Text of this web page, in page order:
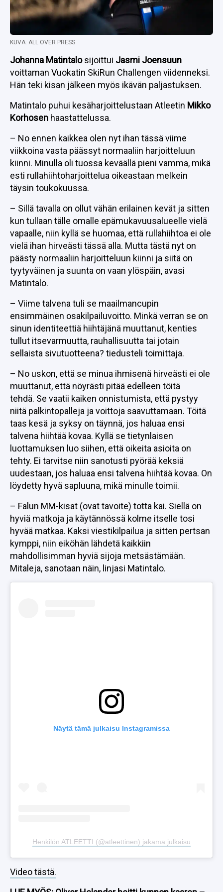
KUVA: ALL OVER PRESS
Johanna Matintalosijoittui Jasmi Joensuun
voittaman Vuokatin SkiRun Challengen viidenneksi.
Hän teki kisan jälkeen myös ikävän paljastuksen.
Matintalo puhui kesäharjoittelustaan Atleetin Mikko
Korhosen haastattelussa.
– No ennen kaikkea olen nyt ihan tässä viime
viikkoina vasta päässyt normaaliin harjoitteluun
kiinni. Minulla oli tuossa keväällä pieni vamma, mikä
esti rullahiihtoharjoittelua oikeastaan melkein
täysin toukokuussa.
– Sillä tavalla on ollut vähän erilainen kevät ja sitten
kun tullaan tälle omalle epämukavuusalueelle vielä
vapaalle, niin kyllä se huomaa, että rullahiihtoa ei ole
vielä ihan hirveästi tässä alla. Mutta tästä nyt on
päästy normaaliin harjoitteluun kiinni ja siitä on
tyytyväinen ja suunta on vaan ylöspäin, avasi
Matintalo.
– Viime talvena tuli se maailmancupin
ensimmäinen osakilpailuvoitto. Minkä verran se on
sinun identiteettiä hiihtäjänä muuttanut, kenties
tullut itsevarmuutta, rauhallisuutta tai jotain
sellaista sivutuotteena? tiedusteli toimittaja.
– No uskon, että se minua ihmisenä hirveästi ei ole
muuttanut, että nöyrästi pitää edelleen töitä
tehdä. Se vaatii kaiken onnistumista, että pystyy
niitä palkintopalleja ja voittoja saavuttamaan. Töitä
taas kesä ja syksy on täynnä, jos haluaa ensi
talvena hiihtää kovaa. Kyllä se tietynlaisen
luottamuksen luo siihen, että oikeita asioita on
tehty. Ei tarvitse niin sanotusti pyörää keksiä
uudestaan, jos haluaa ensi talvena hiihtää kovaa. On
löydetty hyvä sapluuna, mikä minulle toimii.
– Falun MM-kisat (ovat tavoite) totta kai. Siellä on
hyviä matkoja ja käytännössä kolme itselle tosi
hyvää matkaa. Kaksi viestikilpailua ja sitten pertsan
kymppi, niin eiköhän lähdetä kaikkiin
mahdollisimman hyviä sijoja metsästämään.
Mitaleja, sanotaan näin, linjasi Matintalo.
Näytä tämä julkaisu Instagramissa
Henkilön ATLEETTI (@atleettinen) jakama julkaisu
Video tästä.